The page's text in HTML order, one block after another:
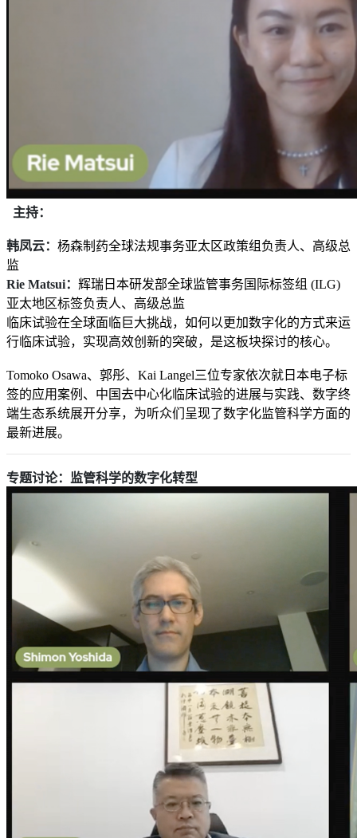
主持：
韩凤云： 杨森制药全球法规事务亚太区政策组负责人、高级总
监
Rie Matsui： 辉瑞日本研发部全球监管事务国际标签组 (ILG)
亚太地区标签负责人、高级总监
临床试验在全球面临巨大挑战，如何以更加数字化的方式来运
行临床试验，实现高效创新的突破，是这板块探讨的核心。
Tomoko Osawa、郭彤、Kai Langel三位专家依次就日本电子标
签的应用案例、中国去中心化临床试验的进展与实践、数字终
端生态系统展开分享，为听众们呈现了数字化监管科学方面的
最新进展。
专题讨论：监管科学的数字化转型